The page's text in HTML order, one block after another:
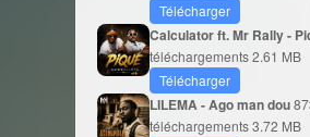
Télécharger
Calculator ft. Mr Rally -
téléchargements2.61 MB
Télécharger
LILEMA - Ago man dou
téléchargements3.72 MB